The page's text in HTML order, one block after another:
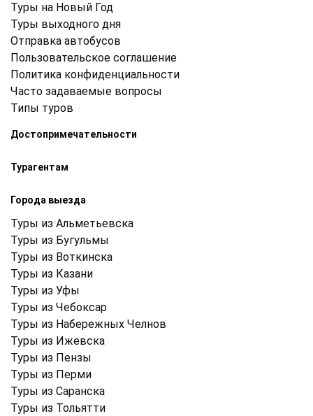
Туры на Новый Год
Туры выходного дня
Отправка автобусов
Пользовательское соглашение
Политика конфиденциальности
Часто задаваемые вопросы
Типы туров
Достопримечательности
Турагентам
Города выезда
Туры из Альметьевска
Туры из Бугульмы
Туры из Воткинска
Туры из Казани
Туры из Уфы
Туры из Чебоксар
Туры из Набережных Челнов
Туры из Ижевска
Туры из Пензы
Туры из Перми
Туры из Саранска
Туры из Тольятти